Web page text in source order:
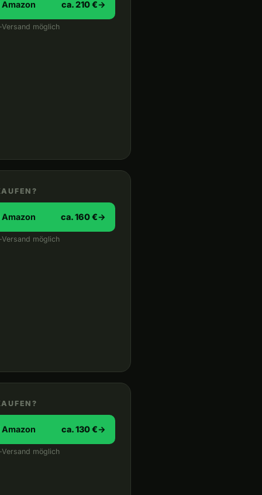
Amazon ca. 210 €→
Versand möglich
Amazon ca. 160 €→
Versand möglich
Amazon ca. 130 €→
Versand möglich